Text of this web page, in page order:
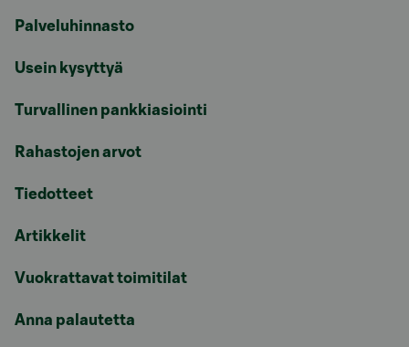
Palveluhinnasto
Usein kysyttyä
Turvallinen pankkiasiointi
Rahastojen arvot
Tiedotteet
Artikkelit
Vuokrattavat toimitilat
Anna palautetta